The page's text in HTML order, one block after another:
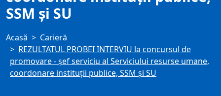
SSM şi SU
Acasă
Carieră
REZULTATUL PROBEI INTERVIU la concursul de
promovare - şef serviciu al Serviciului resurse umane,
coordonare instituţii publice, SSM şi SU